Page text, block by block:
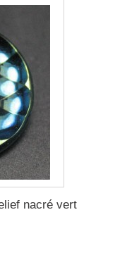
nacré vert